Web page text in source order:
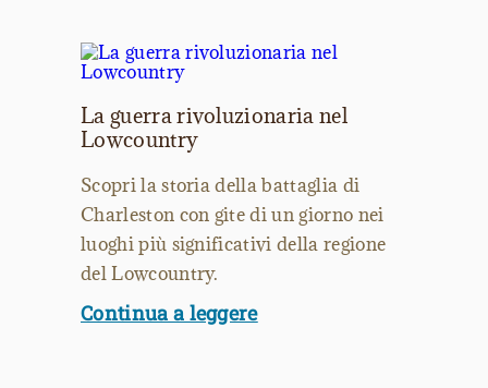
La guerra rivoluzionaria nel
Lowcountry
Scopri la storia della battaglia di
Charleston con gite di un giorno nei
luoghi più significativi della regione
del Lowcountry.
Continua a leggere